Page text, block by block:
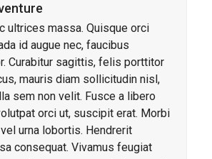
ultrices massa. Quisque orci
id augue nec, faucibus
Curabitur sagittis, felis porttitor
mauris diam sollicitudin nisl,
sem non velit. Fusce a libero
orci ut, suscipit erat. Morbi
urna lobortis. Hendrerit
consequat. Vivamus feugiat